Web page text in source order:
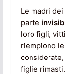
Le madri
parte
loro figli,
riempiono
figlie